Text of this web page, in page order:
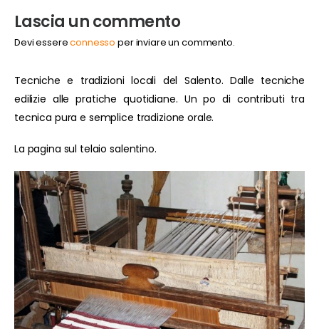
Lascia un commento
Devi essereconnesso per inviare un commento.
Tecniche e tradizioni locali del Salento. Dalle tecniche
edilizie alle pratiche quotidiane. Un po di contributi tra
tecnica pura e semplice tradizione orale.
La pagina sul telaio salentino.